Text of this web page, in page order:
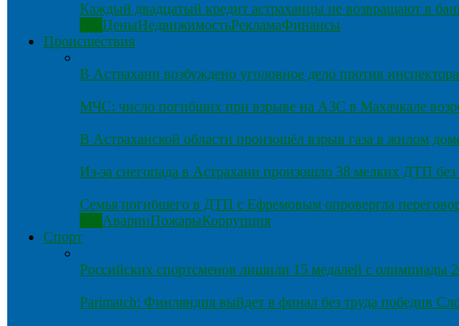
Каждый двадцатый кредит астраханцы не возвращают в
ЦеныНедвижимостьРекламаФинансы
Происшествия
В Астрахани возбуждено уголовное дело против
МЧС: число погибших при взрыве на АЗС в Махачкале
В Астраханской области произошёл взрыв газа в жилом
Из-за снегопада в Астрахани произошло 38 мелких ДТП без
Семья погибшего в ДТП с Ефремовым опровергла
АварииПожарыКоррупция
Спорт
Российских спортсменов лишили 15 медалей с олимпиады
Parimatch: Финляндия выйдет в финал без труда победив